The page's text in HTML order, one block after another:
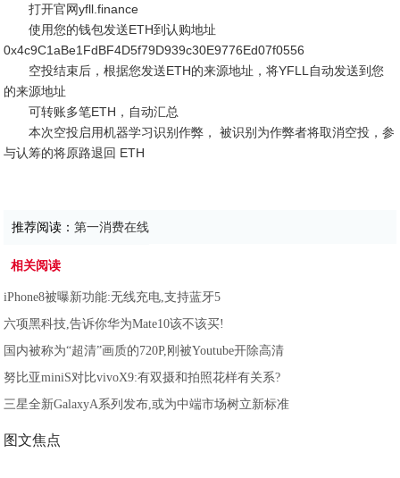
打开官网yfll.finance
使用您的钱包发送ETH到认购地址
0x4c9C1aBe1FdBF4D5f79D939c30E9776Ed07f0556
空投结束后，根据您发送ETH的来源地址，将YFLL自动发送到您
的来源地址
可转账多笔ETH，自动汇总
本次空投启用机器学习识别作弊， 被识别为作弊者将取消空投，参
与认筹的将原路退回 ETH
推荐阅读：第一消费在线
相关阅读
iPhone8被曝新功能:无线充电,支持蓝牙5
六项黑科技,告诉你华为Mate10该不该买!
国内被称为“超清”画质的720P,刚被Youtube开除高清
努比亚miniS对比vivoX9:有双摄和拍照花样有关系?
三星全新GalaxyA系列发布,或为中端市场树立新标准
图文焦点